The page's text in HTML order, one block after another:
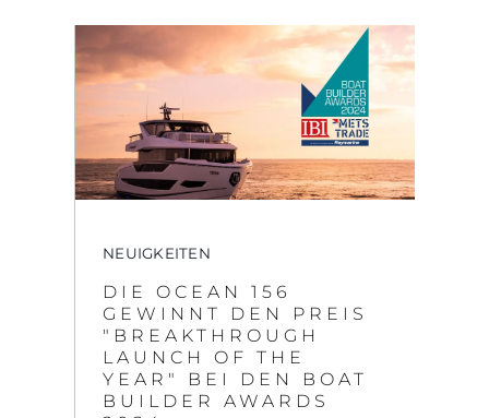
NEUIGKEITEN
DIE OCEAN 156
GEWINNT DEN PREIS
"BREAKTHROUGH
LAUNCH OF THE
2024
MEHR ANSEHEN